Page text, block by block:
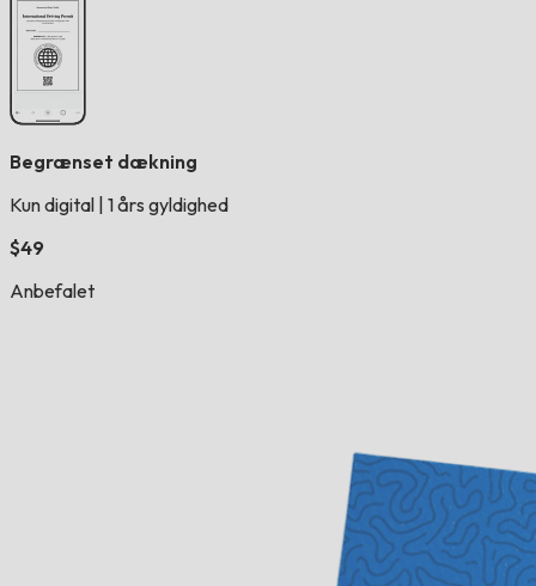
Begrænset dækning
Kun digital 1 års gyldighed
$49
Anbefalet